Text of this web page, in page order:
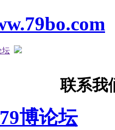
坛
联系我
79博论坛